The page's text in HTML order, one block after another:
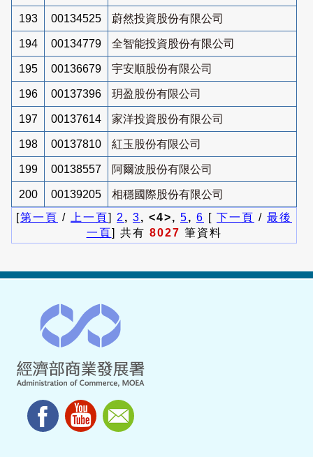
193 00134525 蔚然投資股份有限公司
194 00134779 全智能投資股份有限公司
195 00136679 宇安順股份有限公司
196 00137396 玥盈股份有限公司
197 00137614 家洋投資股份有限公司
198 00137810 紅玉股份有限公司
199 00138557 阿爾波股份有限公司
200 00139205
相穩國際股份有限公司
[第一頁 / 上一頁] 2 , 3, <4>, 5, 6 [ 下一頁 / 最後
一頁] 共有 8027 筆資料